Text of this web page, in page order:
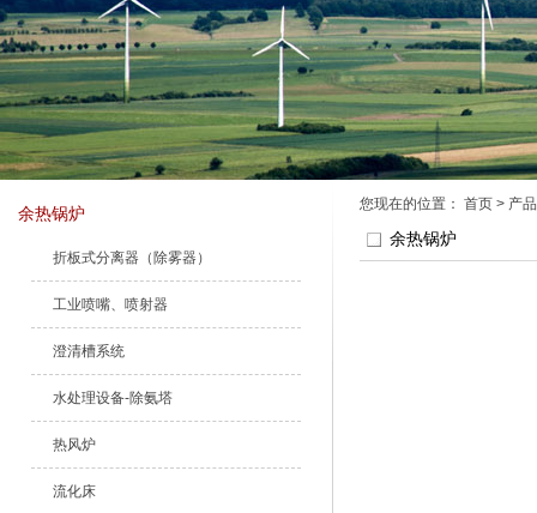
您现在的位置： 首页 > 产
余热锅炉
余热锅炉
折板式分离器（除雾器）
工业喷嘴、喷射器
澄清槽系统
水处理设备-除氨塔
热风炉
流化床